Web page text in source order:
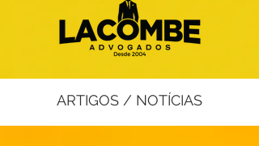
ARTIGOS / NOTÍCIAS